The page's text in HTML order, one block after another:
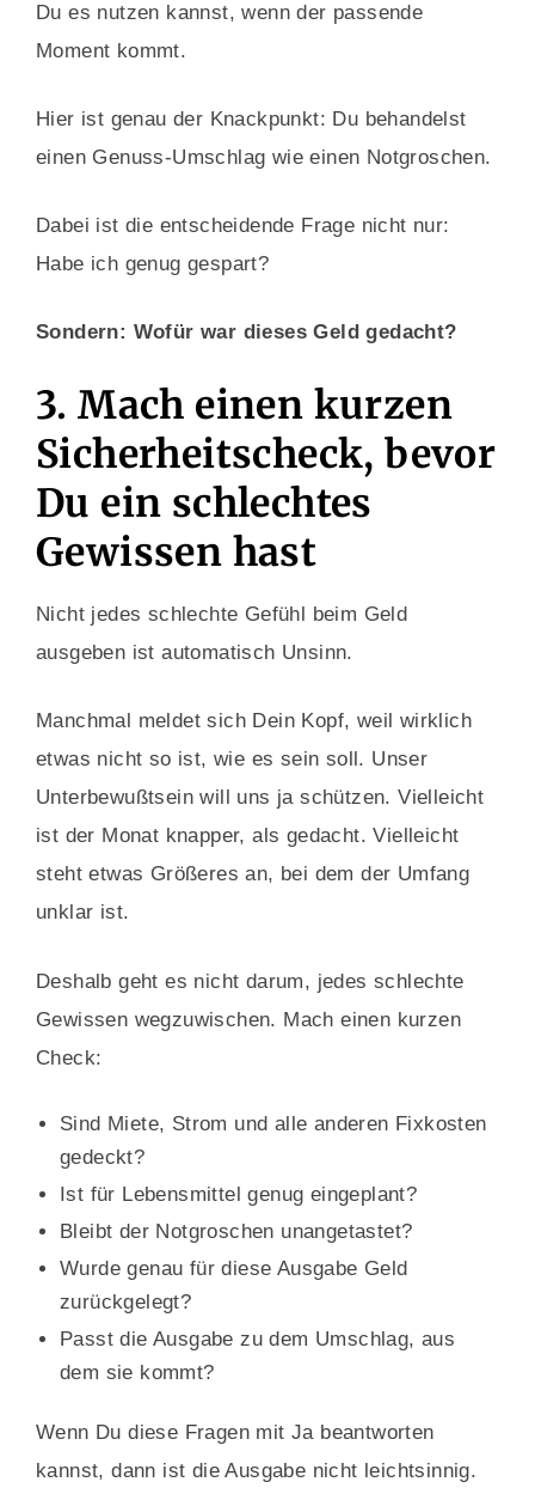
Du es nutzen kannst, wenn der passende
Moment kommt.
Hier ist genau der Knackpunkt: Du behandelst
einen Genuss-Umschlag wie einen Notgroschen.
Dabei ist die entscheidende Frage nicht nur:
Habe ich genug gespart?
Sondern: Wofür war dieses Geld gedacht?
3. Mach einen kurzen
Sicherheitscheck, bevor
Du ein schlechtes
Gewissen hast
Nicht jedes schlechte Gefühl beim Geld
ausgeben ist automatisch Unsinn.
Manchmal meldet sich Dein Kopf, weil wirklich
etwas nicht so ist, wie es sein soll. Unser
Unterbewußtsein will uns ja schützen. Vielleicht
ist der Monat knapper, als gedacht. Vielleicht
steht etwas Größeres an, bei dem der Umfang
unklar ist.
Deshalb geht es nicht darum, jedes schlechte
Gewissen wegzuwischen. Mach einen kurzen
Check:
Sind Miete, Strom und alle anderen Fixkosten
gedeckt?
Ist für Lebensmittel genug eingeplant?
Bleibt der Notgroschen unangetastet?
Wurde genau für diese Ausgabe Geld
zurückgelegt?
Passt die Ausgabe zu dem Umschlag, aus
dem sie kommt?
Wenn Du diese Fragen mit Ja beantworten
kannst, dann ist die Ausgabe nicht leichtsinnig.